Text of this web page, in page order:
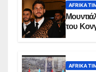
AFRIKA
του
AFRIKA